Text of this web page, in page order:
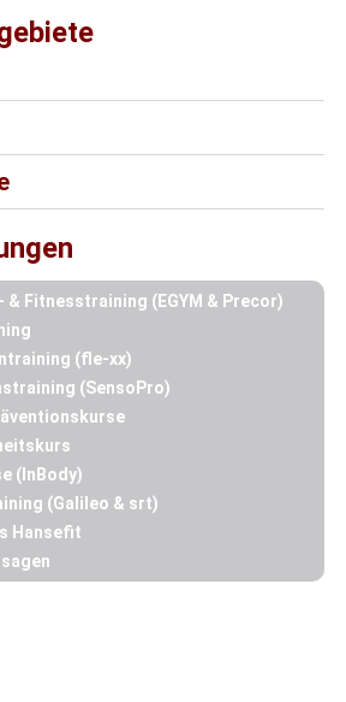
& Fitnesstraining (EGYM & Precor)
(fle-xx)
(SensoPro)
(InBody)
(Galileo & srt)
Hansefit